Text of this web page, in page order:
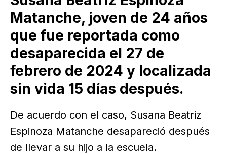
Matanche, joven de 24 años
que fue reportada como
desaparecida el 27 de
febrero de 2024 y localizada
sin vida 15 días después.
De acuerdo con el caso, Susana Beatriz
Espinoza Matanche desapareció después
de llevar a su hijo a la escuela.